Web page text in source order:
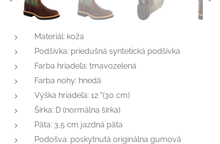
Materiál: koža
Podšívka: priedušná syntetická podšívka
Farba hriadeľa: tmavozelená
Farba nohy: hnedá
Výška hriadeľa: 12 "(30 cm)
Šírka: D (normálna šírka)
Päta: 3,5 cm jazdná päta
Podošva: poskytnutá originálna gumová